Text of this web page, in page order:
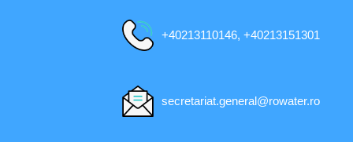
+40213110146, +40213151301
secretariat.general@rowater.ro